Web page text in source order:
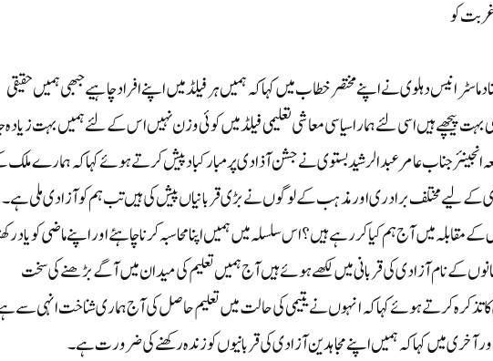
کو
انیس دہلوی نے اپنے مختصر خطاب میں کہا کہ ہمیں ہر فیلڈ میں اپنے افراد چاہیے جبھی ہمیں حقیقی
پیچھے ہیں اسی لئے ہمارا سیاسی معاشی تعلیمی فیلڈ میں کوئی وزن نہیں اس کے لئے ہمیں بہت زیادہ
انجینئر جناب عامر عبدالرشید بستوی نے جشن آذادی پر مبارکباد پیش کرتے ہوئے کہا کہ ہمارے
کے لیے مختلف برادری اور مذہب کے لوگوں نے بڑی قربانیاں پیش کی ہیں تب ہم کو آزادی ملی ہے۔
میں آج ہم کیا کر رہے ہیں؟ اس سلسلہ میں ہمیں اپنا محاسبہ کرنا چاہئے اور اپنے ماضی کو یاد
دلایا کہ انڈیا گیٹ پر33ہزار مسلمانوں کے نام آزادی کی قربانی میں لکھے ہوئے ہیں آج ہمیں تعلیم کی میدان میں آگے بڑھنے کی سخت
تذکرہ کرتے ہوئے کہا کہ انہوں نے یتیمی کی حالت میں تعلیم حاصل کی آج ہماری شناخت انہی سے
اور آخری میں کہا کہ ہمیں اپنے مجاہدین آزادی کی قربانیوں کو زندہ رکھنے کی ضرورت ہے۔